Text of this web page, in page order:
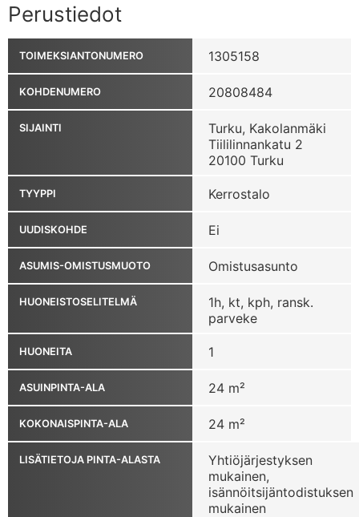
Perustiedot
TOIMEKSIANTONUMERO 1305158
KOHDENUMERO 20808484
SIJAINTI
Turku, Kakolanmäki
Tiililinnankatu 2
20100 Turku
TYYPPI Kerrostalo
UUDISKOHDE Ei
ASUMIS-OMISTUSMUOTO Omistusasunto
HUONEISTOSELITELMÄ
1h, kt, kph, ransk.
parveke
HUONEITA 1
ASUINPINTA-ALA 24 m²
KOKONAISPINTA-ALA 24 m²
LISÄTIETOJA PINTA-ALASTA
Yhtiöjärjestyksen
mukainen,
isännöitsijäntodistuksen
mukainen